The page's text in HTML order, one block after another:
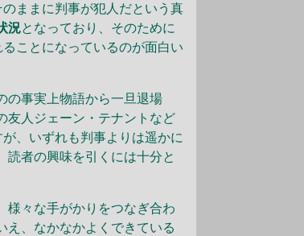
ままに判事が犯人だという真
況となっており、そのために
ことになっているのが面白い
の事実上物語から一旦退場
友人ジェーン・テナントなど
、いずれも判事よりは遥かに
読者の興味を引くには十分と
様々な手がかりをつなぎ合わ
え、なかなかよくできている